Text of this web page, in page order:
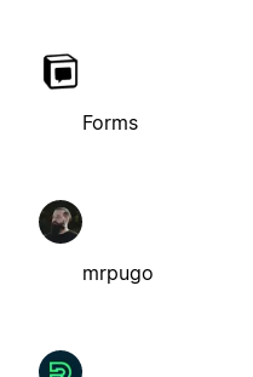
Forms
mrpugo